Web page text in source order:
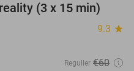
35%
(3 x 15 min)
9.3 star
Regulier €60